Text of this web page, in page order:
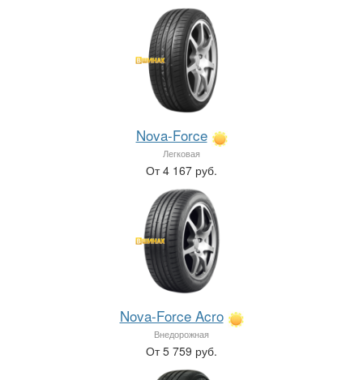
Nova-Force
Легковая
От 4 167 руб.
Nova-Force Acro
Внедорожная
От 5 759 руб.